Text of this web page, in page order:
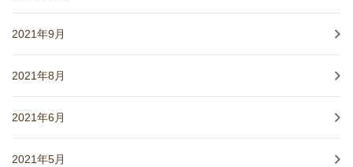
2021年9月
2021年8月
2021年6月
2021年5月